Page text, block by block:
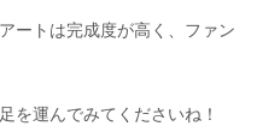
ートは完成度が高く、ファン
を運んでみてくださいね！